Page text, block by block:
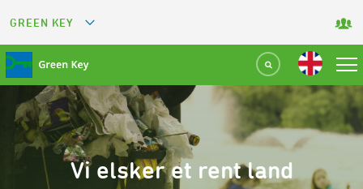
GREEN KEY
GREEN RESTAURANT
GREEN SPORT FACILITY
GREEN TOURISM ORGANIZATION
Vi elsker et rent land